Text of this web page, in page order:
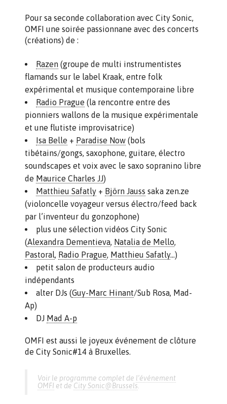
Pour sa seconde collaboration avec City Sonic,
OMFI une soirée passionnane avec des concerts
(créations) de :
Razen (groupe de multi instrumentistes
flamands sur le label Kraak, entre folk
expérimental et musique contemporaine libre
Radio Prague (la rencontre entre des
pionniers wallons de la musique expérimentale
et une flutiste improvisatrice)
Isa Belle + Paradise Now (bols
tibétains/gongs, saxophone, guitare, électro
soundscapes et voix avec le saxo sopranino libre
de Maurice Charles JJ)
Matthieu Safatly + Björn Jauss saka zen.ze
(violoncelle voyageur versus électro/feed back
par l’inventeur du gonzophone)
plus une sélection vidéos City Sonic
(Alexandra Dementieva, Natalia de Mello,
Pastoral, Radio Prague, Matthieu Safatly…)
petit salon de producteurs audio
indépendants
alter DJs (Guy-Marc Hinant/Sub Rosa, Mad-
Ap)
DJ Mad A-p
OMFI est aussi le joyeux événement de clôture
de City Sonic#14 à Bruxelles.
Voir le programme complet de l’événement
OMFI et de City Sonic@Brussels.